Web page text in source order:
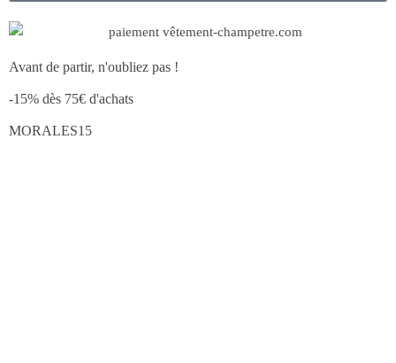
Avant de partir, n'oubliez pas !
-15% dès 75€ d'achats
MORALES15